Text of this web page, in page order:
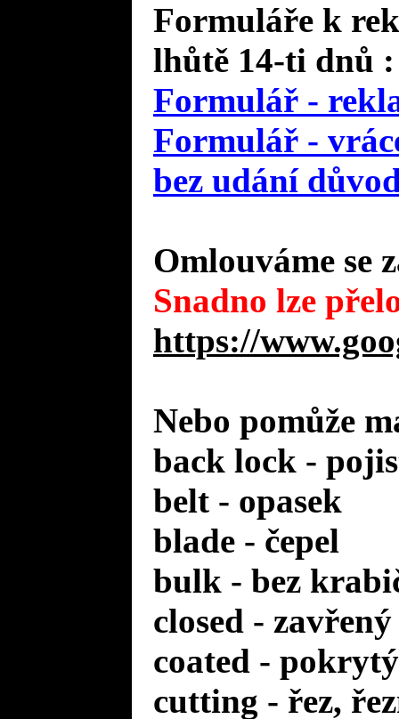
Formuláře k
lhůtě 14-ti dnů :
Formulář -
Formulář -
bez udání
Omlouváme se
Snadno lze
https://
Nebo pomůže
back lock -
belt - opasek
blade - čepel
bulk - bez
closed - zavřený
coated -
cutting - řez,